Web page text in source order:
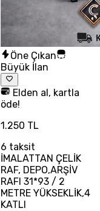
Öne Çıkan
Büyük İlan
Elden al, kartla
öde!
1.250 TL
6 taksit
İMALATTAN ÇELİK
RAF, DEPO,ARŞİV
RAFI 31*93 / 2
METRE YÜKSEKLİK,4
KATLI